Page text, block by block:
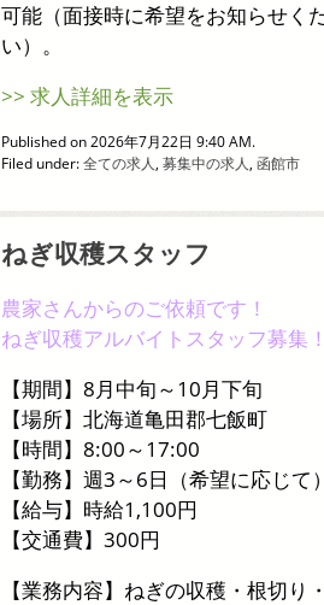
可能（面接時に希望をお知らせく
い）。
>> 求人詳細を表示
Published on 2026年7月22日 9:40 AM.
Filed under:全ての求人, 募集中の求人, 函館市
ねぎ収穫スタッフ
農家さんからのご依頼です！
ねぎ収穫アルバイトスタッフ募集
【期間】8月中旬～10月下旬
【場所】北海道亀田郡七飯町
【時間】8:00～17:00
【勤務】週3～6日（希望に応じて
【給与】時給1,100円
【交通費】300円
【業務内容】ねぎの収穫・根切り